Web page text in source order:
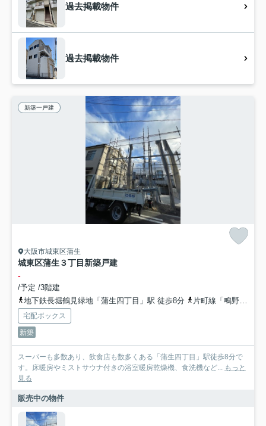
過去掲載物件
過去掲載物件
新築一戸建
大阪市城東区蒲生
城東区蒲生３丁目新築戸建
-
/予定 /3階建
地下鉄長堀鶴見緑地「蒲生四丁目」駅 徒歩8分
片町線「鴫野」駅 徒歩12分
宅配ボックス
新築
スーパーも多数あり、飲食店も数多くある「蒲生四丁目」駅徒歩8分で
す。床暖房やミストサウナ付きの浴室暖房乾燥機、食洗機など...
もっと
見る
販売中の物件